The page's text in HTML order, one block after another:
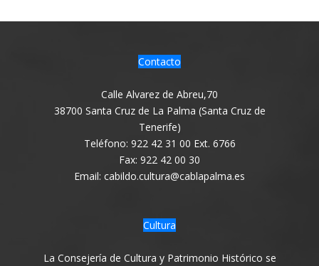
Contacto
Calle Alvarez de Abreu,70
38700 Santa Cruz de La Palma (Santa Cruz de
Tenerife)
Teléfono: 922 42 31 00 Ext. 6766
Fax: 922 42 00 30
Email: cabildo.cultura@cablapalma.es
Cultura
La Consejería de Cultura y Patrimonio Histórico se